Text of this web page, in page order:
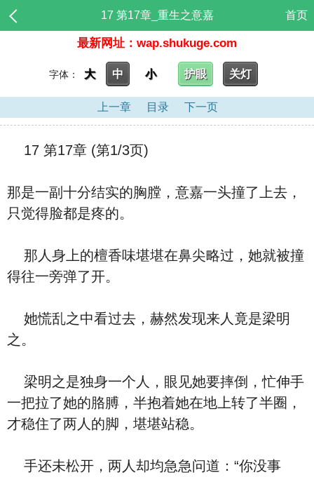
17 第17章_重生之意嘉 首页
最新网址：wap.shukuge.com
字体： 大 中 小 护眼 关灯
上一章 目录 下一页
17 第17章 (第1/3页)
那是一副十分结实的胸膛，意嘉一头撞了上去，
只觉得脸都是疼的。
那人身上的檀香味堪堪在鼻尖略过，她就被撞
得往一旁弹了开。
她慌乱之中看过去，赫然发现来人竟是梁明
之。
梁明之是独身一个人，眼见她要摔倒，忙伸手
一把拉了她的胳膊，半抱着她在地上转了半圈，
才稳住了两人的脚，堪堪站稳。
手还未松开，两人却均急急问道：“你没事